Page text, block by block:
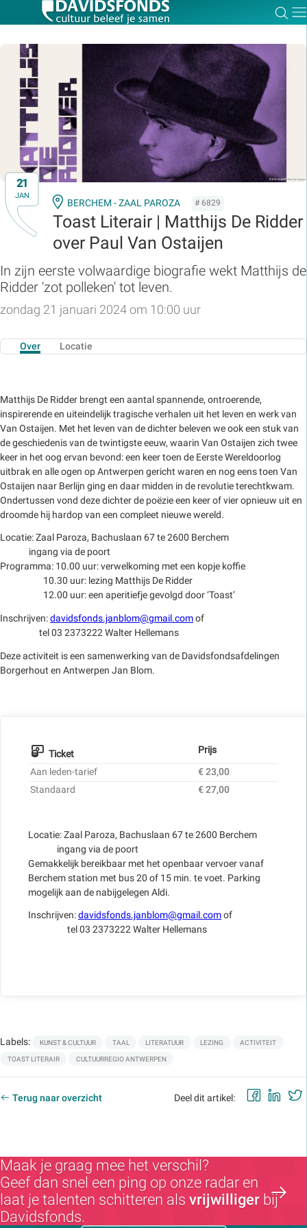
21
JAN
BERCHEM - ZAAL PAROZA # 6829
Toast Literair | Matthijs De Ridder
over Paul Van Ostaijen
In zijn eerste volwaardige biografie wekt Matthijs de
Ridder 'zot polleken' tot leven.
zondag 21 januari 2024 om 10:00 uur
Over Locatie
Matthijs De Ridder brengt een aantal spannende, ontroerende,
inspirerende en uiteindelijk tragische verhalen uit het leven en werk van
Van Ostaijen. Met het leven van de dichter beleven we ook een stuk van
de geschiedenis van de twintigste eeuw, waarin Van Ostaijen zich twee
keer in het oog ervan bevond: een keer toen de Eerste Wereldoorlog
uitbrak en alle ogen op Antwerpen gericht waren en nog eens toen Van
Ostaijen naar Berlijn ging en daar midden in de revolutie terechtkwam.
Ondertussen vond deze dichter de poëzie een keer of vier opnieuw uit en
droomde hij hardop van een compleet nieuwe wereld.
Locatie: Zaal Paroza, Bachuslaan 67 te 2600 Berchem
ingang via de poort
Programma: 10.00 uur: verwelkoming met een kopje koffie
10.30 uur: lezing Matthijs De Ridder
12.00 uur: een aperitiefje gevolgd door ‘Toast’
Inschrijven:davidsfonds.janblom@gmail.comof
tel 03 2373222 Walter Hellemans
Deze activiteit is een samenwerking van de Davidsfondsafdelingen
Borgerhout en Antwerpen Jan Blom.
Ticket
Prijs
Aan leden-tarief
€ 23,00
Standaard
€ 27,00
Locatie: Zaal Paroza, Bachuslaan 67 te 2600 Berchem
ingang via de poort
Gemakkelijk bereikbaar met het openbaar vervoer vanaf
Berchem station met bus 20 of 15 min. te voet. Parking
mogelijk aan de nabijgelegen Aldi.
Inschrijven:davidsfonds.janblom@gmail.comof
tel 03 2373222 Walter Hellemans
Labels: KUNST & CULTUUR TAAL LITERATUUR LEZING ACTIVITEIT
TOAST LITERAIR CULTUURREGIO ANTWERPEN
Terug naar overzicht Deel dit artikel:
Maak je graag mee het verschil?
Geef dan snel een ping op onze radar en
laat je talenten schitteren als vrijwilliger bij
Davidsfonds.
Zoek:
Zoeken